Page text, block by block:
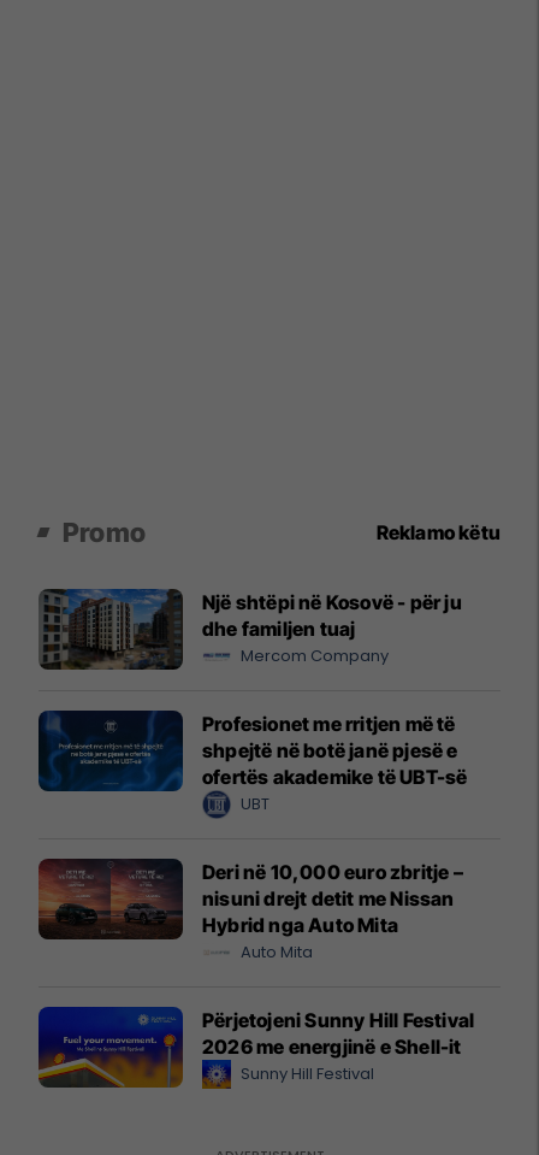
Promo Reklamo këtu
Një shtëpi në Kosovë - për ju
dhe familjen tuaj
Mercom Company
Profesionet me rritjen më të
shpejtë në botë janë pjesë e
ofertës akademike të UBT-së
UBT
Deri në 10,000 euro zbritje –
nisuni drejt detit me Nissan
Hybrid nga Auto Mita
Auto Mita
Përjetojeni Sunny Hill Festival
2026 me energjinë e Shell-it
Sunny Hill Festival